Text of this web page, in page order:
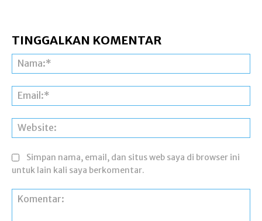
TINGGALKAN KOMENTAR
Simpan nama, email, dan situs web saya di browser ini
untuk lain kali saya berkomentar.